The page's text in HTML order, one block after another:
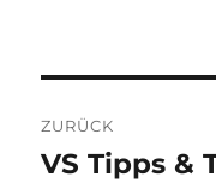
ZURÜCK
Vorheriger
VS Tipps &